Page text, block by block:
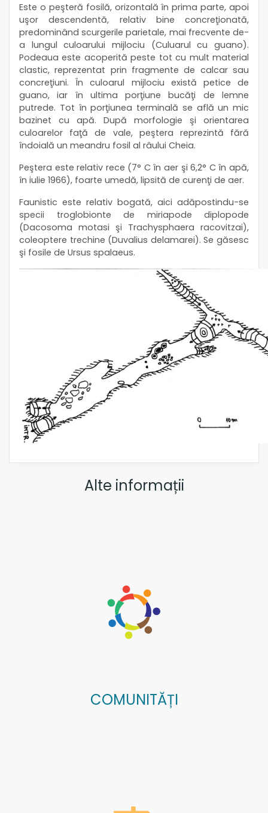
Este o peşteră fosilă, orizontală în prima parte, apoi
uşor descendentă, relativ bine concreţionată,
predominând scurgerile parietale, mai frecvente de-
a lungul culoarului mijlociu (Culuarul cu guano).
Podeaua este acoperită peste tot cu mult material
clastic, reprezentat prin fragmente de calcar sau
concreţiuni. În culoarul mijlociu există petice de
guano, iar în ultima porţiune bucăţi de lemne
putrede. Tot în porţiunea terminală se află un mic
bazinet cu apă. După morfologie şi orientarea
culoarelor faţă de vale, peştera reprezintă fără
îndoială un meandru fosil al râului Cheia.
Peştera este relativ rece (7° C în aer şi 6,2° C în apă,
în iulie 1966), foarte umedă, lipsită de curenţi de aer.
Faunistic este relativ bogată, aici adăpostindu-se
specii troglobionte de miriapode diplopode
(Dacosoma motasi şi Trachysphaera racovitzai),
coleoptere trechine (Duvalius delamarei). Se găsesc
şi fosile de Ursus spalaeus.
Alte informații
COMUNITĂȚI